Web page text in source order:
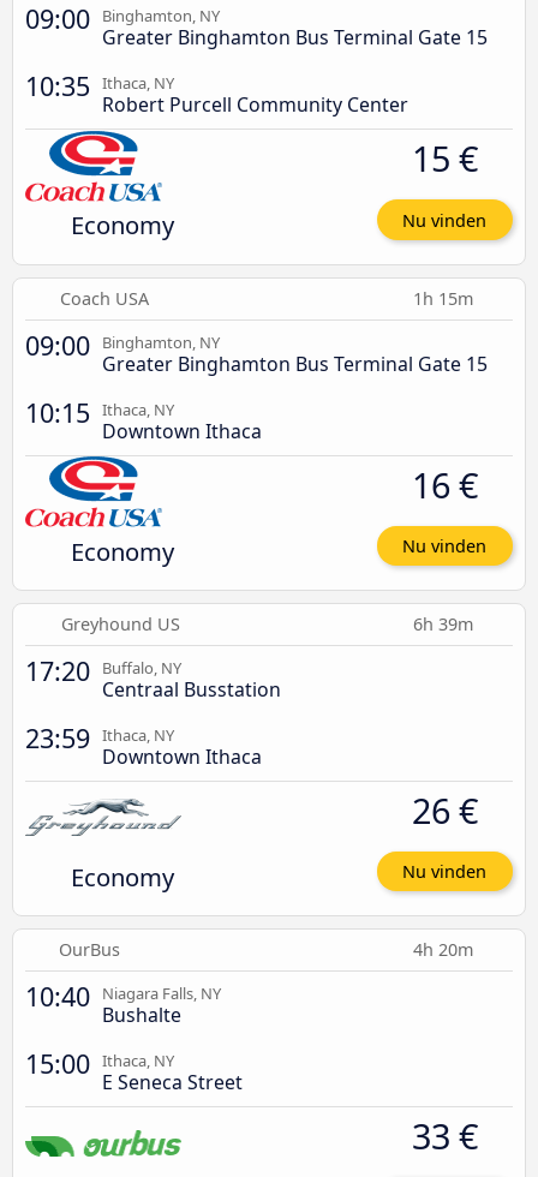
09:00 Binghamton, NY
Greater Binghamton Bus Terminal Gate 15
10:35 Ithaca, NY
Robert Purcell Community Center
Economy
15 €
Nu vinden
Coach USA 1h 15m
09:00 Binghamton, NY
Greater Binghamton Bus Terminal Gate 15
10:15 Ithaca, NY
Downtown Ithaca
Economy
16 €
Nu vinden
Greyhound US 6h 39m
17:20 Buffalo, NY
Centraal Busstation
23:59 Ithaca, NY
Downtown Ithaca
Economy
26 €
Nu vinden
OurBus 4h 20m
10:40 Niagara Falls, NY
Bushalte
15:00 Ithaca, NY
E Seneca Street
33 €